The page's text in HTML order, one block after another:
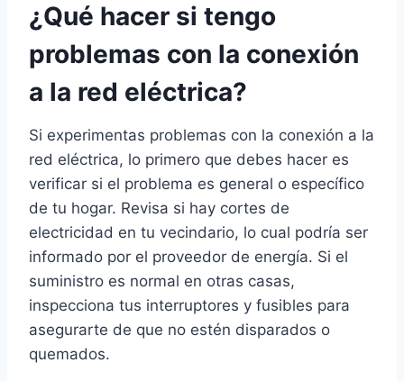
¿Qué hacer si tengo
problemas con la conexión
a la red eléctrica?
Si experimentas problemas con la conexión a la
red eléctrica, lo primero que debes hacer es
verificar si el problema es general o específico
de tu hogar. Revisa si hay cortes de
electricidad en tu vecindario, lo cual podría ser
informado por el proveedor de energía. Si el
suministro es normal en otras casas,
inspecciona tus interruptores y fusibles para
asegurarte de que no estén disparados o
quemados.